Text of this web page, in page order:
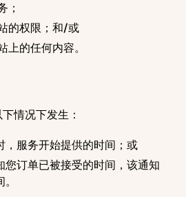
；
的权限；和/或
上的任何内容。
情况下发生：
，服务开始提供的时间；或
您订单已被接受的时间，该通知